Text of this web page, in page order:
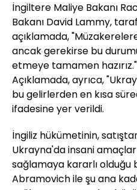
İngiltere Maliye Bakanı
Bakanı David Lammy,
açıklamada,
ancak gerekirse bu
etmeye tamamen
Açıklamada, ayrıca,
bu gelirlerden en kısa
ifadesine yer verildi.
İngiliz hükümetinin,
Ukrayna'da insani amaçlar
sağlamaya kararlı olduğu
Abramovich ile şu ana